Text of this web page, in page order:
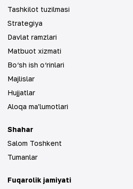
Tashkilot tuzilmasi
Strategiya
Davlat ramzlari
Matbuot xizmati
Bo‘sh ish o‘rinlari
Majlislar
Hujjatlar
Aloqa ma'lumotlari
Shahar
Salom Toshkent
Tumanlar
Fuqarolik jamiyati